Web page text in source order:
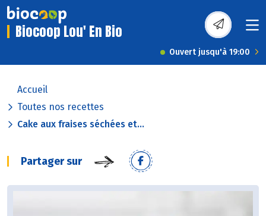
Biocoop Lou' En Bio
Ouvert jusqu'à 19:00
Accueil
Toutes nos recettes
Cake aux fraises séchées et...
Partager sur